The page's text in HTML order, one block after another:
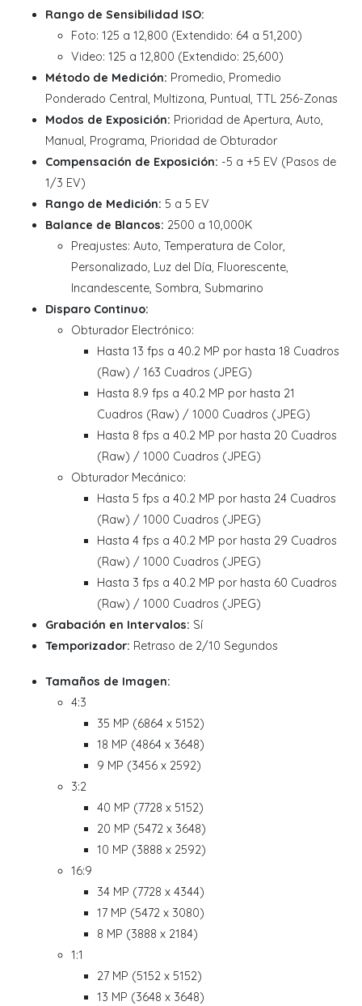
Rango de Sensibilidad ISO:
Foto: 125 a 12,800 (Extendido: 64 a 51,200)
Video: 125 a 12,800 (Extendido: 25,600)
Método de Medición: Promedio, Promedio
Ponderado Central, Multizona, Puntual, TTL 256-Zonas
Modos de Exposición: Prioridad de Apertura, Auto,
Manual, Programa, Prioridad de Obturador
Compensación de Exposición: -5 a +5 EV (Pasos de
1/3 EV)
Rango de Medición: 5 a 5 EV
Balance de Blancos: 2500 a 10,000K
Preajustes: Auto, Temperatura de Color,
Personalizado, Luz del Día, Fluorescente,
Incandescente, Sombra, Submarino
Disparo Continuo:
Obturador Electrónico:
Hasta 13 fps a 40.2 MP por hasta 18 Cuadros
(Raw) / 163 Cuadros (JPEG)
Hasta 8.9 fps a 40.2 MP por hasta 21
Cuadros (Raw) / 1000 Cuadros (JPEG)
Hasta 8 fps a 40.2 MP por hasta 20 Cuadros
(Raw) / 1000 Cuadros (JPEG)
Obturador Mecánico:
Hasta 5 fps a 40.2 MP por hasta 24 Cuadros
(Raw) / 1000 Cuadros (JPEG)
Hasta 4 fps a 40.2 MP por hasta 29 Cuadros
(Raw) / 1000 Cuadros (JPEG)
Hasta 3 fps a 40.2 MP por hasta 60 Cuadros
(Raw) / 1000 Cuadros (JPEG)
Grabación en Intervalos: Sí
Temporizador: Retraso de 2/10 Segundos
Tamaños de Imagen:
4:3
35 MP (6864 x 5152)
18 MP (4864 x 3648)
9 MP (3456 x 2592)
3:2
40 MP (7728 x 5152)
20 MP (5472 x 3648)
10 MP (3888 x 2592)
16:9
34 MP (7728 x 4344)
17 MP (5472 x 3080)
8 MP (3888 x 2184)
1:1
27 MP (5152 x 5152)
13 MP (3648 x 3648)